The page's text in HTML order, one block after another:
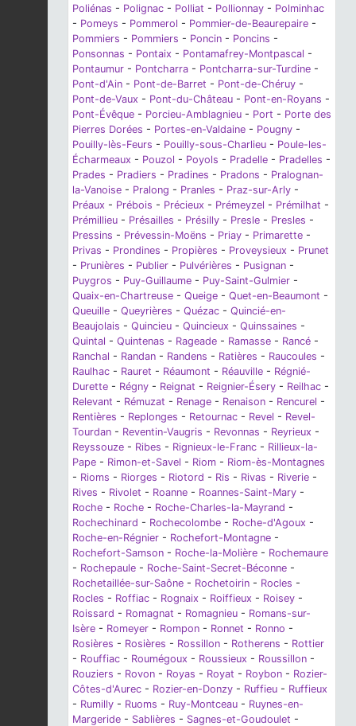
Poliénas - Polignac - Polliat - Pollionnay - Polminhac
- Pomeys - Pommerol - Pommier-de-Beaurepaire -
Pommiers - Pommiers - Poncin - Poncins -
Ponsonnas - Pontaix - Pontamafrey-Montpascal -
Pontaumur - Pontcharra - Pontcharra-sur-Turdine -
Pont-d'Ain - Pont-de-Barret - Pont-de-Chéruy -
Pont-de-Vaux - Pont-du-Château - Pont-en-Royans -
Pont-Évêque - Porcieu-Amblagnieu - Port - Porte des
Pierres Dorées - Portes-en-Valdaine - Pougny -
Pouilly-lès-Feurs - Pouilly-sous-Charlieu - Poule-les-
Écharmeaux - Pouzol - Poyols - Pradelle - Pradelles -
Prades - Pradiers - Pradines - Pradons - Pralognan-
la-Vanoise - Pralong - Pranles - Praz-sur-Arly -
Préaux - Prébois - Précieux - Prémeyzel - Prémilhat -
Prémillieu - Présailles - Présilly - Presle - Presles -
Pressins - Prévessin-Moëns - Priay - Primarette -
Privas - Prondines - Propières - Proveysieux - Prunet
- Prunières - Publier - Pulvérières - Pusignan -
Puygros - Puy-Guillaume - Puy-Saint-Gulmier -
Quaix-en-Chartreuse - Queige - Quet-en-Beaumont -
Queuille - Queyrières - Quézac - Quincié-en-
Beaujolais - Quincieu - Quincieux - Quinssaines -
Quintal - Quintenas - Rageade - Ramasse - Rancé -
Ranchal - Randan - Randens - Ratières - Raucoules -
Raulhac - Rauret - Réaumont - Réauville - Régnié-
Durette - Régny - Reignat - Reignier-Ésery - Reilhac -
Relevant - Rémuzat - Renage - Renaison - Rencurel -
Rentières - Replonges - Retournac - Revel - Revel-
Tourdan - Reventin-Vaugris - Revonnas - Reyrieux -
Reyssouze - Ribes - Rignieux-le-Franc - Rillieux-la-
Pape - Rimon-et-Savel - Riom - Riom-ès-Montagnes
- Rioms - Riorges - Riotord - Ris - Rivas - Riverie -
Rives - Rivolet - Roanne - Roannes-Saint-Mary -
Roche - Roche - Roche-Charles-la-Mayrand -
Rochechinard - Rochecolombe - Roche-d'Agoux -
Roche-en-Régnier - Rochefort-Montagne -
Rochefort-Samson - Roche-la-Molière - Rochemaure
- Rochepaule - Roche-Saint-Secret-Béconne -
Rochetaillée-sur-Saône - Rochetoirin - Rocles -
Rocles - Roffiac - Rognaix - Roiffieux - Roisey -
Roissard - Romagnat - Romagnieu - Romans-sur-
Isère - Romeyer - Rompon - Ronnet - Ronno -
Rosières - Rosières - Rossillon - Rotherens - Rottier
- Rouffiac - Roumégoux - Roussieux - Roussillon -
Rouziers - Rovon - Royas - Royat - Roybon - Rozier-
Côtes-d'Aurec - Rozier-en-Donzy - Ruffieu - Ruffieux
- Rumilly - Ruoms - Ruy-Montceau - Ruynes-en-
Margeride - Sablières - Sagnes-et-Goudoulet -